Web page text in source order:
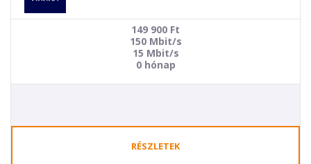
149 900 Ft
150 Mbit/s
15 Mbit/s
0 hónap
RÉSZLETEK